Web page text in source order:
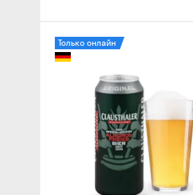
Только онлайн